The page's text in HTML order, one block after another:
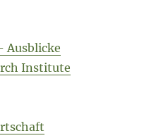
Ausblicke
Institute